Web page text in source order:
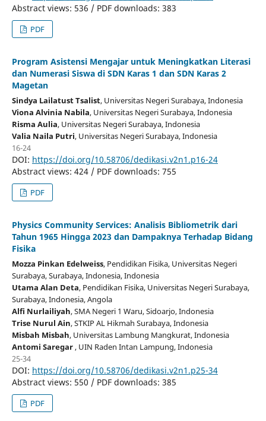
Abstract views: 536 / PDF downloads: 383
PDF
Program Asistensi Mengajar untuk Meningkatkan Literasi
dan Numerasi Siswa di SDN Karas 1 dan SDN Karas 2
Magetan
Sindya Lailatust Tsalist, Universitas Negeri Surabaya, Indonesia
Viona Alvinia Nabila, Universitas Negeri Surabaya, Indonesia
Risma Aulia, Universitas Negeri Surabaya, Indonesia
Valia Naila Putri, Universitas Negeri Surabaya, Indonesia
16-24
DOI: https://doi.org/10.58706/dedikasi.v2n1.p16-24
Abstract views: 424 / PDF downloads: 755
PDF
Physics Community Services: Analisis Bibliometrik dari
Tahun 1965 Hingga 2023 dan Dampaknya Terhadap Bidang
Fisika
Mozza Pinkan Edelweiss, Pendidikan Fisika, Universitas Negeri
Surabaya, Surabaya, Indonesia, Indonesia
Utama Alan Deta, Pendidikan Fisika, Universitas Negeri Surabaya,
Surabaya, Indonesia, Angola
Alfi Nurlailiyah, SMA Negeri 1 Waru, Sidoarjo, Indonesia
Trise Nurul Ain, STKIP AL Hikmah Surabaya, Indonesia
Misbah Misbah, Universitas Lambung Mangkurat, Indonesia
Antomi Saregar, UIN Raden Intan Lampung, Indonesia
25-34
DOI: https://doi.org/10.58706/dedikasi.v2n1.p25-34
Abstract views: 550 / PDF downloads: 385
PDF